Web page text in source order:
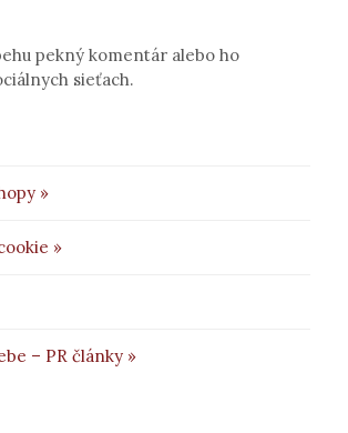
pekný komentár alebo ho
sieťach.
»
»
– PR články »